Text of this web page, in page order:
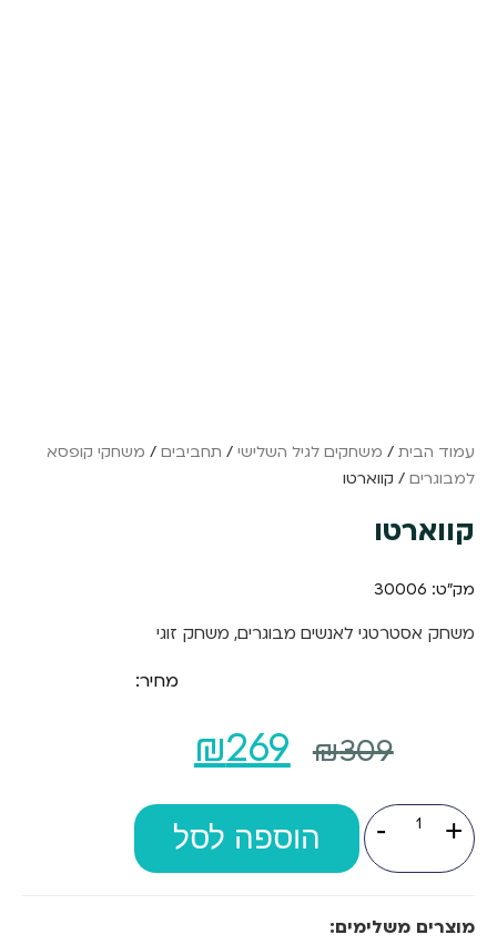
עמוד הבית / משחקים לגיל השלישי / תחביבים / משחקי קופסא
למבוגרים / קווארטו
קווארטו
מק"ט: 30006
משחק אסטרטגי לאנשים מבוגרים, משחק זוגי
מחיר:
₪309
המחיר
היה:
₪269
הוא:
-
כמות
של+ הוספה לסל
מוצרים משלימים: